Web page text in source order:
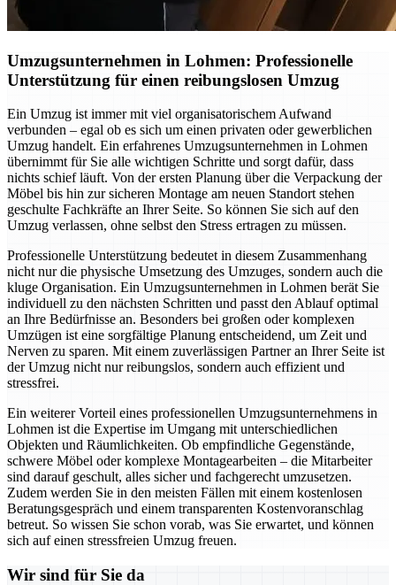
Umzugsunternehmen in Lohmen: Professionelle
Unterstützung für einen reibungslosen Umzug
Ein Umzug ist immer mit viel organisatorischem Aufwand
verbunden – egal ob es sich um einen privaten oder gewerblichen
Umzug handelt. Ein erfahrenes Umzugsunternehmen in Lohmen
übernimmt für Sie alle wichtigen Schritte und sorgt dafür, dass
nichts schief läuft. Von der ersten Planung über die Verpackung der
Möbel bis hin zur sicheren Montage am neuen Standort stehen
geschulte Fachkräfte an Ihrer Seite. So können Sie sich auf den
Umzug verlassen, ohne selbst den Stress ertragen zu müssen.
Professionelle Unterstützung bedeutet in diesem Zusammenhang
nicht nur die physische Umsetzung des Umzuges, sondern auch die
kluge Organisation. Ein Umzugsunternehmen in Lohmen berät Sie
individuell zu den nächsten Schritten und passt den Ablauf optimal
an Ihre Bedürfnisse an. Besonders bei großen oder komplexen
Umzügen ist eine sorgfältige Planung entscheidend, um Zeit und
Nerven zu sparen. Mit einem zuverlässigen Partner an Ihrer Seite ist
der Umzug nicht nur reibungslos, sondern auch effizient und
stressfrei.
Ein weiterer Vorteil eines professionellen Umzugsunternehmens in
Lohmen ist die Expertise im Umgang mit unterschiedlichen
Objekten und Räumlichkeiten. Ob empfindliche Gegenstände,
schwere Möbel oder komplexe Montagearbeiten – die Mitarbeiter
sind darauf geschult, alles sicher und fachgerecht umzusetzen.
Zudem werden Sie in den meisten Fällen mit einem kostenlosen
Beratungsgespräch und einem transparenten Kostenvoranschlag
betreut. So wissen Sie schon vorab, was Sie erwartet, und können
sich auf einen stressfreien Umzug freuen.
Wir sind für Sie da